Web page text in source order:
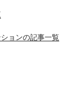
ョンの記事一覧